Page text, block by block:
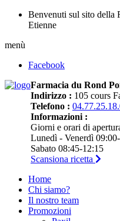
Benvenuti sul sito della
Etienne
menù
Facebook
Farmacia du Rond
Indirizzo : 105 cours
Telefono :
Informazioni :
Giorni e orari di
Lunedì - Venerdì
Sabato 08:45-12:15
Scansiona ricetta
Home
Chi siamo?
Il nostro team
Promozioni